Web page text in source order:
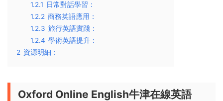
1.2.1 日常對話學習：
1.2.2 商務英語應用：
1.2.3 旅行英語實踐：
1.2.4 學術英語提升：
2 資源明細：
Oxford Online English牛津在線英語